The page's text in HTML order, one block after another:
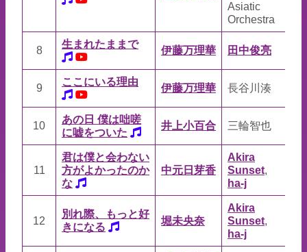
Asiatic
Orchestra
8
生まれたままで
伊藤万理華 田中俊亮
9
ここにいる理由
伊藤万理華 長谷川湊
10
あの日 僕は咄嗟
に嘘をついた
井上小百合 三輪智也
11
君は僕と会わない
方がよかったのか
な
中元日芽香
Akira
Sunset,
ha-j
12
別れ際、もっと好
きになる
堀未央奈
Akira
Sunset,
ha-j